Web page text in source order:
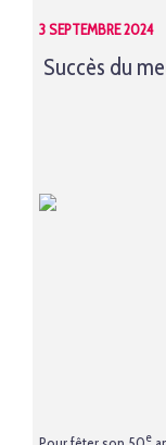
3 SEPTEMBRE 2024
Succès du
e